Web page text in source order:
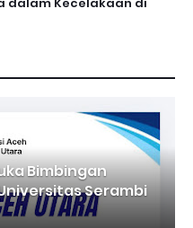
Bimbingan
Serambi